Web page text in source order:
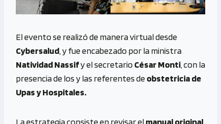
El evento se realizó de manera virtual desde
Cybersalud , y fue encabezado por la ministra
Natividad Nassify el secretarioCésar Monti , con la
presencia de los y las referentes deobstetricia de
Upas y Hospitales.
La estrategia consiste en revisar elmanual original